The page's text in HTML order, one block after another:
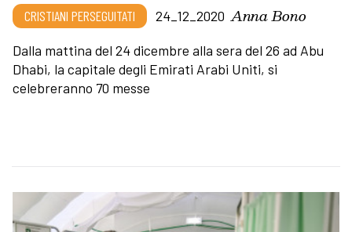
CRISTIANI PERSEGUITATI 24_12_2020 Anna Bono
Dalla mattina del 24 dicembre alla sera del 26 ad Abu
Dhabi, la capitale degli Emirati Arabi Uniti, si
celebreranno 70 messe